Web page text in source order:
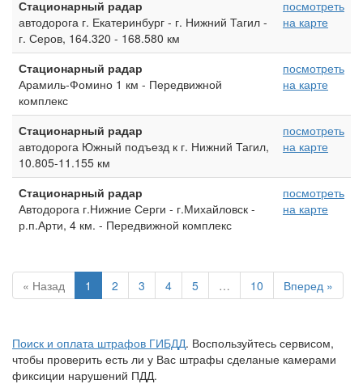
Стационарный радар
автодорога г. Екатеринбург - г. Нижний Тагил -
г. Серов, 164.320 - 168.580 км
посмотреть
на карте
Стационарный радар
Арамиль-Фомино 1 км - Передвижной
комплекс
посмотреть
на карте
Стационарный радар
автодорога Южный подъезд к г. Нижний Тагил,
10.805-11.155 км
посмотреть
на карте
Стационарный радар
Автодорога г.Нижние Серги - г.Михайловск -
р.п.Арти, 4 км. - Передвижной комплекс
посмотреть
на карте
« Назад 1 2 3 4 5 … 10 Вперед »
Поиск и оплата штрафов ГИБДД. Воспользуйтесь сервисом,
чтобы проверить есть ли у Вас штрафы сделаные камерами
фиксиции нарушений ПДД.